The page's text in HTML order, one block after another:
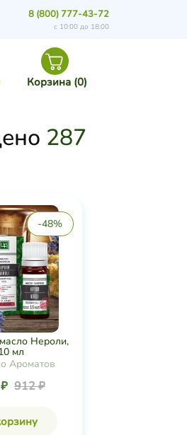
Корзина (0)
8 (800) 777-43-72
с 10:00 до 18:00
287
-48%
Нероли,
мл
Ароматов
912 ₽